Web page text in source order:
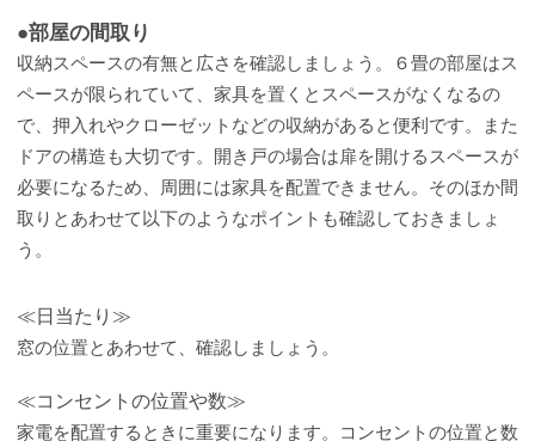
●部屋の間取り
収納スペースの有無と広さを確認しましょう。６畳の部屋はス
ペースが限られていて、家具を置くとスペースがなくなるの
で、押入れやクローゼットなどの収納があると便利です。また
ドアの構造も大切です。開き戸の場合は扉を開けるスペースが
必要になるため、周囲には家具を配置できません。そのほか間
取りとあわせて以下のようなポイントも確認しておきましょ
う。
≪日当たり≫
窓の位置とあわせて、確認しましょう。
≪コンセントの位置や数≫
家電を配置するときに重要になります。コンセントの位置と数